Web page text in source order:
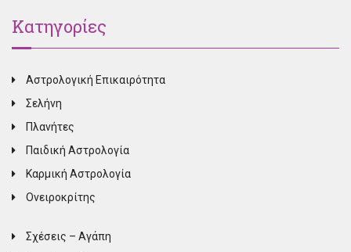
Κατηγορίες
Αστρολογική Επικαιρότητα
Σελήνη
Πλανήτες
Παιδική Αστρολογία
Καρμική Αστρολογία
Ονειροκρίτης
Σχέσεις – Αγάπη